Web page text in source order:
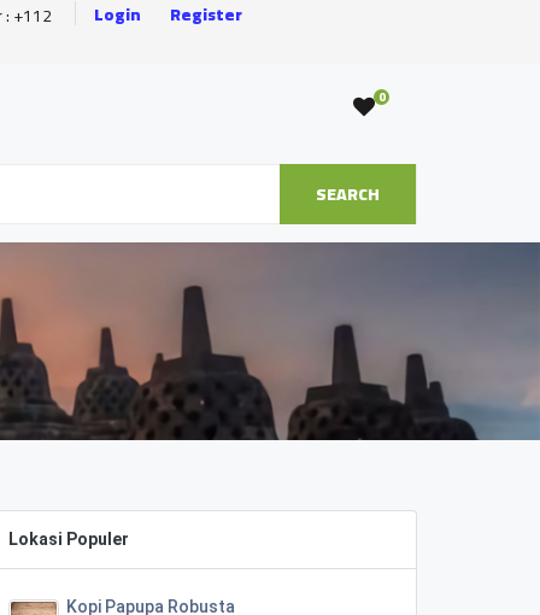
: +112 Login Register
0
SEARCH
Lokasi Populer
Kopi Papupa Robusta